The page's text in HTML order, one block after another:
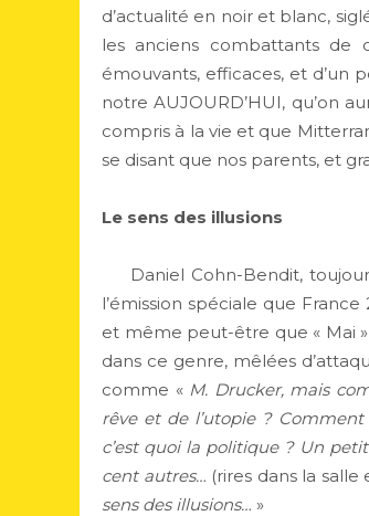
d’actualité en noir et blanc,
les anciens combattants
émouvants, efficaces, et d’un
notre AUJOURD’HUI, qu’on
compris à la vie et que
se disant que nos parents, et
Le sens des illusions
Daniel Cohn-Bendit,
l’émission spéciale que
et même peut-être que « Mai
dans ce genre, mêlées
comme « M. Drucker, mais
rêve et de l’utopie ?
c’est quoi la politique ? Un
cent autres… (rires dans la
sens des illusions… »